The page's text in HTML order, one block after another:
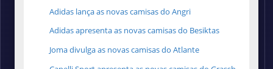
Adidas lança as novas camisas do Angri
Adidas apresenta as novas camisas do Besiktas
Joma divulga as novas camisas do Atlante